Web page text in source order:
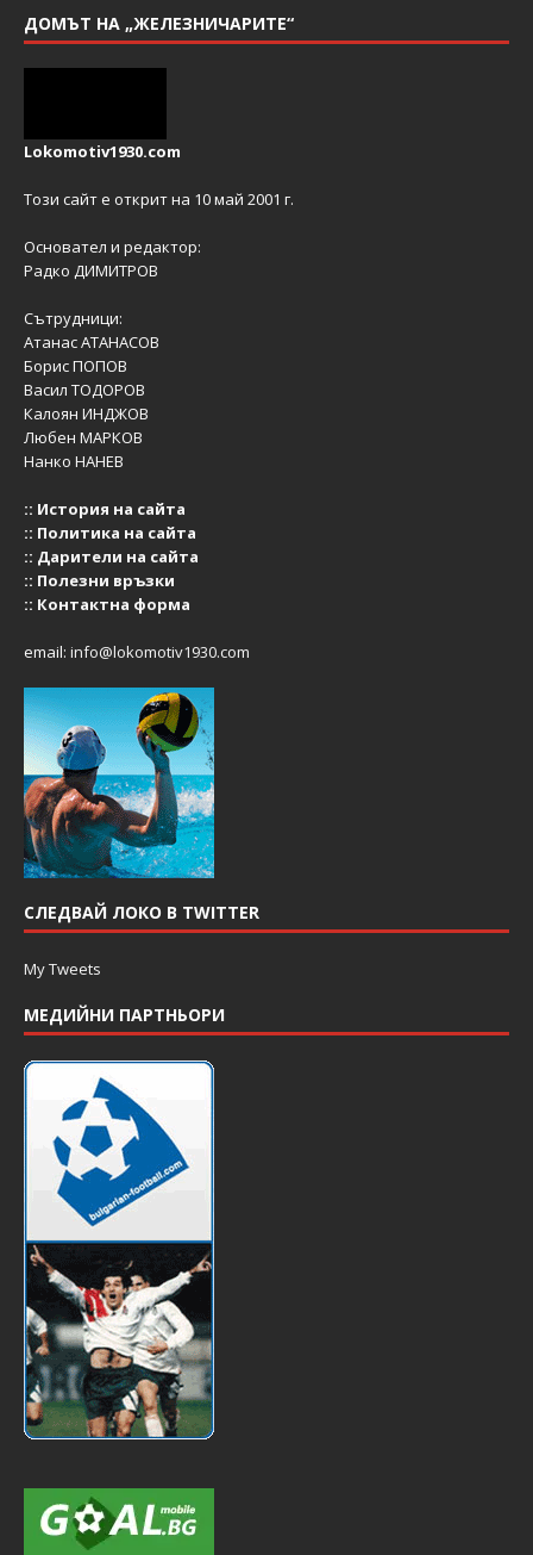
ДОМЪТ НА „ЖЕЛЕЗНИЧАРИТЕ“
Lokomotiv1930.com
Този сайт е открит на 10 май 2001 г.
Основател и редактор:
Радко ДИМИТРОВ
Сътрудници:
Атанас АТАНАСОВ
Борис ПОПОВ
Васил ТОДОРОВ
Калоян ИНДЖОВ
Любен МАРКОВ
Нанко НАНЕВ
:: История на сайта
:: Политика на сайта
:: Дарители на сайта
:: Полезни връзки
:: Контактна форма
email: info@lokomotiv1930.com
СЛЕДВАЙ ЛОКО В TWITTER
My Tweets
МЕДИЙНИ ПАРТНЬОРИ